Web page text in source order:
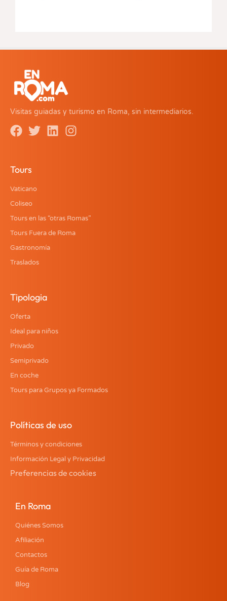
Visitas guiadas y turismo en Roma, sin intermediarios.
Tours
Vaticano
Coliseo
Tours en las “otras Romas”
Tours Fuera de Roma
Gastronomía
Traslados
Tipologia
Oferta
Ideal para niños
Privado
Semiprivado
En coche
Tours para Grupos ya Formados
Políticas de uso
Términos y condiciones
Información Legal y Privacidad
Preferencias de cookies
En Roma
Quiénes Somos
Afiliación
Contactos
Guía de Roma
Blog